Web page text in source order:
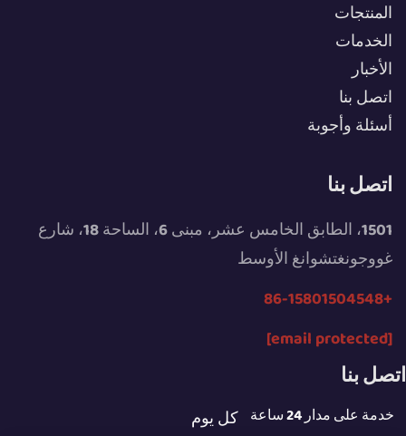
المنتجات
الخدمات
الأخبار
اتصل بنا
أسئلة وأجوبة
اتصل بنا
1501، الطابق الخامس عشر، مبنى 6، الساحة 18، شارع
غووجونغتشوانغ الأوسط
+86-15801504548
[email protected]
اتصل بنا
كل يوم خدمة على مدار 24 ساعة